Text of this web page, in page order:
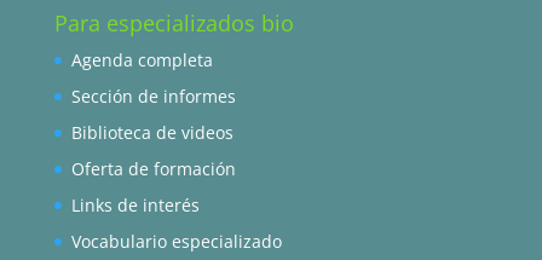
Para especializados bio
Agenda completa
Sección de informes
Biblioteca de videos
Oferta de formación
Links de interés
Vocabulario especializado